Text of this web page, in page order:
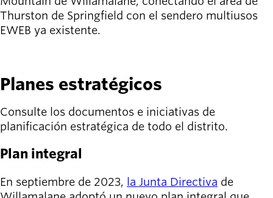
Thurston de Springfield con el sendero multiusos
EWEB ya existente.
Planes estratégicos
Consulte los documentos e iniciativas de
planificación estratégica de todo el distrito.
Plan integral
En septiembre de 2023, la Junta Directiva de